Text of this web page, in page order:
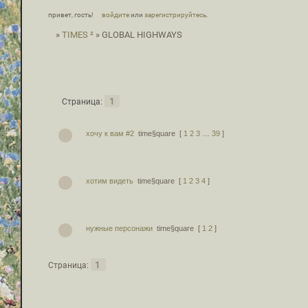
привет, гость! войдитеили зарегистрируйтесь
» TIMES ² » GLOBAL HIGHWAYS
Страница: 1
хочу к вам #2 time§quare [ 1 2 3 39 ]
хотим видеть time§quare [ 1 2 3 4 ]
нужные персонажи time§quare [ 1 2 ]
Страница: 1